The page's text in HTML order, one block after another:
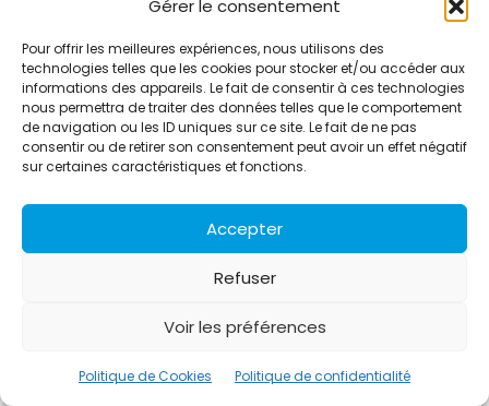
Gérer le consentement
Pour offrir les meilleures expériences, nous utilisons des
technologies telles que les cookies pour stocker et/ou accéder aux
informations des appareils. Le fait de consentir à ces technologies
nous permettra de traiter des données telles que le comportement
de navigation ou les ID uniques sur ce site. Le fait de ne pas
consentir ou de retirer son consentement peut avoir un effet négatif
sur certaines caractéristiques et fonctions.
Accepter
Refuser
Voir les préférences
Politique de Cookies Politique de confidentialité
pilote des stratégies de visibilité en France et à l’international
grâce à un réseau d’agences partenaires.
Contactez-nous : info@alternativemedia.fr
© Copyright - Alternative Média2026
Clients
Contact International
Références